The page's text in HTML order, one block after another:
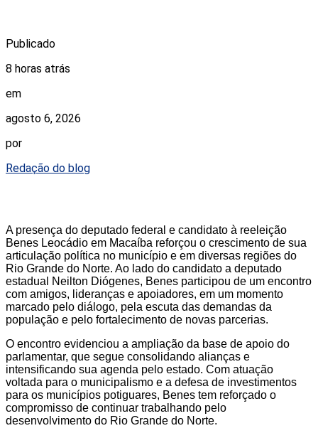
Publicado
8 horas atrás
em
agosto 6, 2026
por
Redação do blog
A presença do deputado federal e candidato à reeleição
Benes Leocádio em Macaíba reforçou o crescimento de sua
articulação política no município e em diversas regiões do
Rio Grande do Norte. Ao lado do candidato a deputado
estadual Neilton Diógenes, Benes participou de um encontro
com amigos, lideranças e apoiadores, em um momento
marcado pelo diálogo, pela escuta das demandas da
população e pelo fortalecimento de novas parcerias.
O encontro evidenciou a ampliação da base de apoio do
parlamentar, que segue consolidando alianças e
intensificando sua agenda pelo estado. Com atuação
voltada para o municipalismo e a defesa de investimentos
para os municípios potiguares, Benes tem reforçado o
compromisso de continuar trabalhando pelo
desenvolvimento do Rio Grande do Norte.